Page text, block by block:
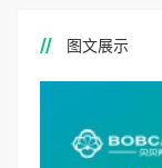
图文展示